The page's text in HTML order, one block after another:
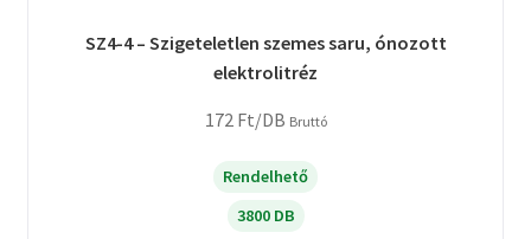
SZ4-4 – Szigeteletlen szemes saru, ónozott
elektrolitréz
172 Ft/DB Bruttó
Rendelhető
3800 DB